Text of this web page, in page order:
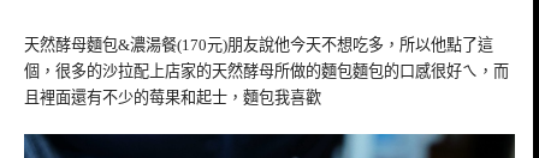
天然酵母麵包&濃湯餐(170元)朋友說他今天不想吃多，所以他點了這
個，很多的沙拉配上店家的天然酵母所做的麵包麵包的口感很好ㄟ，而
且裡面還有不少的莓果和起士，麵包我喜歡